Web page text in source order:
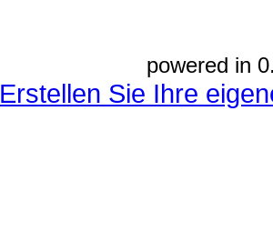
powered in
Erstellen Sie Ihre